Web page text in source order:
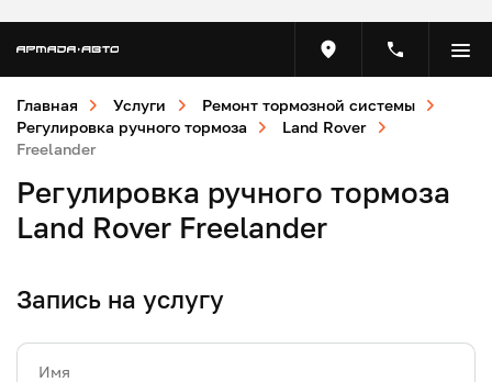
Главная Услуги
Ремонт тормозной системы
Регулировка ручного тормоза
Land Rover
Freelander
Регулировка ручного тормоза
Land Rover Freelander
Запись на услугу
Имя